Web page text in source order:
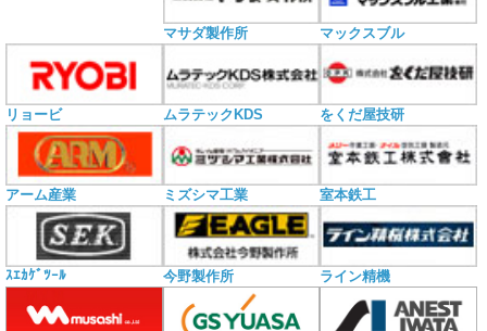
マサダ製作所 マックスブル
リョービ ムラテックKDS をくだ屋技研
アーム産業 ミズシマ工業 室本鉄工
ｽｴｶｹﾞﾂｰﾙ 今野製作所 ライン精機